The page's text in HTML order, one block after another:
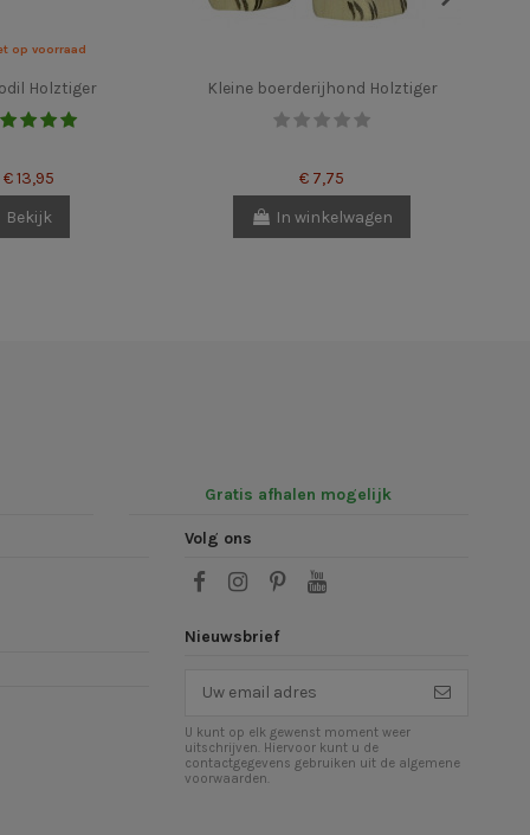
op voorraad
Holztiger
€ 13,95
Bekijk
Kleine boerderijhond Holztiger
€ 7,75
In winkelwagen
Gratis afhalen mogelijk
Volg ons
Nieuwsbrief
U kunt op elk gewenst moment weer
uitschrijven. Hiervoor kunt u de
contactgegevens gebruiken uit de algemene
voorwaarden.